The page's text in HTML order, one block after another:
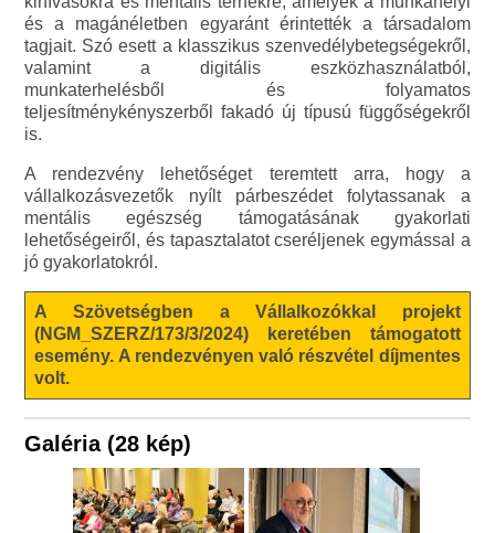
és a magánéletben egyaránt érintették a társadalom
tagjait. Szó esett a klasszikus szenvedélybetegségekről,
valamint a digitális eszközhasználatból,
munkaterhelésből és folyamatos
teljesítménykényszerből fakadó új típusú függőségekről
is.
A rendezvény lehetőséget teremtett arra, hogy a
vállalkozásvezetők nyílt párbeszédet folytassanak a
mentális egészség támogatásának gyakorlati
lehetőségeiről, és tapasztalatot cseréljenek egymással a
jó gyakorlatokról.
A Szövetségben a Vállalkozókkal projekt
(NGM_SZERZ/173/3/2024) keretében támogatott
esemény. A rendezvényen való részvétel díjmentes
volt.
Galéria (28 kép)